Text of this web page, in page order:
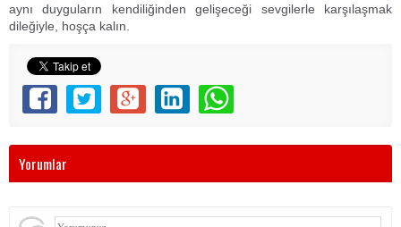
aynı duyguların kendiliğinden gelişeceği sevgilerle karşılaşmak
dileğiyle, hoşça kalın.
Yorumlar